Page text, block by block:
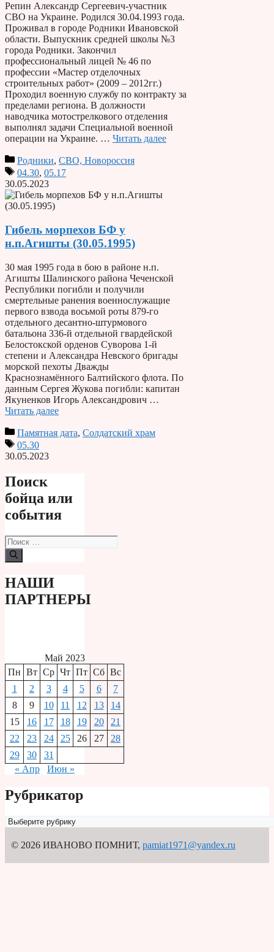
Репин Александр Сергеевич-участник
СВО на Украине. Родился 30.04.1993 года.
Проживал в городе Родники Ивановской
области. Выпускник средней школы №3
города Родники. Закончил
профессиональный лицей № 46 по
профессии «Мастер отделочных
строительных работ» (2009 – 2012гг.)
Проходил военную службу по контракту за
пределами региона. В должности
наводчика мотострелкового отделения
выполнял задачи Специальной военной
операции на Украине. … Читать далее
Родники, СВО, Новороссия
04.30, 05.17
30.05.2023
Гибель морпехов БФ у
н.п.Агишты (30.05.1995)
30 мая 1995 года в бою в районе н.п.
Агишты Шалинского района Чеченской
Республики погибли и получили
смертельные ранения военнослужащие
первого взвода восьмой роты 879-го
отдельного десантно-штурмового
батальона 336-й отдельной гвардейской
Белостокской орденов Суворова 1-й
степени и Александра Невского бригады
морской пехоты Дважды
Краснознамённого Балтийского флота. По
данным Сергея Жукова погибли: капитан
Якуненков Игорь Александрович …
Читать далее
Памятная дата, Солдатский храм
05.30
30.05.2023
Поиск
бойца или
события
Поиск:
НАШИ
ПАРТНЕРЫ
Май 2023
Пн Вт Ср Чт Пт Сб Вс
1
2 3 4 5 6
7
8
9 10 11 12 13
14
15
16 17 18 19 20
21
22
23 24 25 26 27
28
29
30
31
« Апр
Июн »
Рубрикатор
Рубрикатор
© 2026 ИВАНОВО ПОМНИТ, pamiat1971@yandex.ru